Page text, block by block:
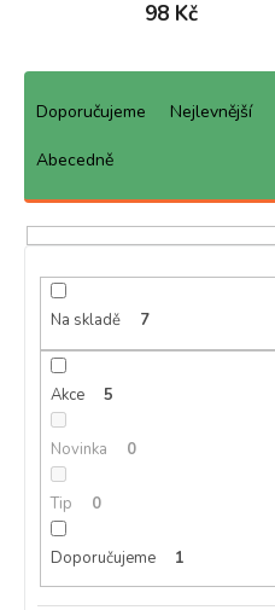
98 Kč
Ř
p
Doporučujeme Nejlevnější
Abecedně
Na skladě 7
Akce 5
Novinka 0
Tip 0
Doporučujeme 1